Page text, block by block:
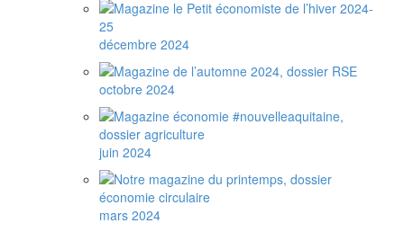
décembre 2024
octobre 2024
juin 2024
mars 2024